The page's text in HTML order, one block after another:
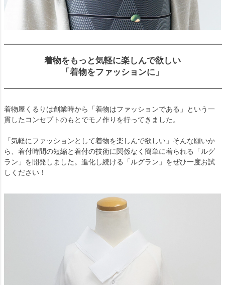
着物をもっと気軽に楽しんで欲しい
「着物をファッションに」
着物屋くるりは創業時から「着物はファッションである」という一
貫したコンセプトのもとでモノ作りを行ってきました。
「気軽にファッションとして着物を楽しんで欲しい」そんな願いか
ら、着付時間の短縮と着付の技術に関係なく簡単に着られる「ルグ
ラン」を開発しました。進化し続ける「ルグラン」をぜひ一度お試
しください！